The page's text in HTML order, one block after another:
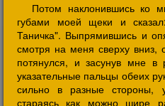
Потом наклонившись ко
губами моей щеки и
Таничка". Выпрямившись и
смотря на меня сверху вниз,
потянулся, и засунув мне
указательные пальцы обеих
сильно в разные стороны,
стараясь как можно шире